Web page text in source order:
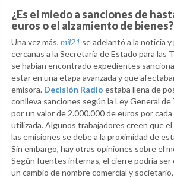
¿Es el miedo a sanciones de
euros o el alzamiento de bienes?
Una vez más, mil21 se adelantó a la noticia
cercanas a la Secretaría de Estado para las
se habían encontrado expedientes
estar en una etapa avanzada y que
emisora. Decisión Radio estaba llena de
conlleva sanciones según la Ley General
por un valor de 2.000.000 de euros por
utilizada. Algunos trabajadores creen que
las emisiones se debe a la proximidad de
Sin embargo, hay otras opiniones sobre el
Según fuentes internas, el cierre podría ser
un cambio de nombre comercial y